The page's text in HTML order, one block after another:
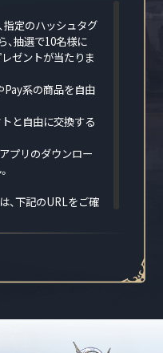
指定のハッシュタグ
、抽選で10名様に
レゼントが当たりま
Pay系の商品を自由
と自由に交換する
プリのダウンロー
、下記のURLをご確